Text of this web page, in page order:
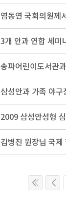
염동연 국회의원께
3개 안과 연합 세미
송파어린이도서관
삼성안과 가족 야구
2009 삼성안성형
김병진 원장님 국